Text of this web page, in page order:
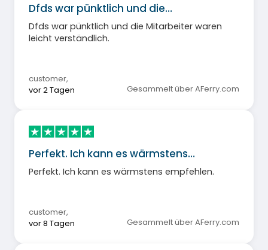
Dfds war pünktlich und die…
Dfds war pünktlich und die Mitarbeiter waren
leicht verständlich.
customer,
vor 2 Tagen
Gesammelt über AFerry.com
Perfekt. Ich kann es wärmstens…
Perfekt. Ich kann es wärmstens empfehlen.
customer,
vor 8 Tagen
Gesammelt über AFerry.com